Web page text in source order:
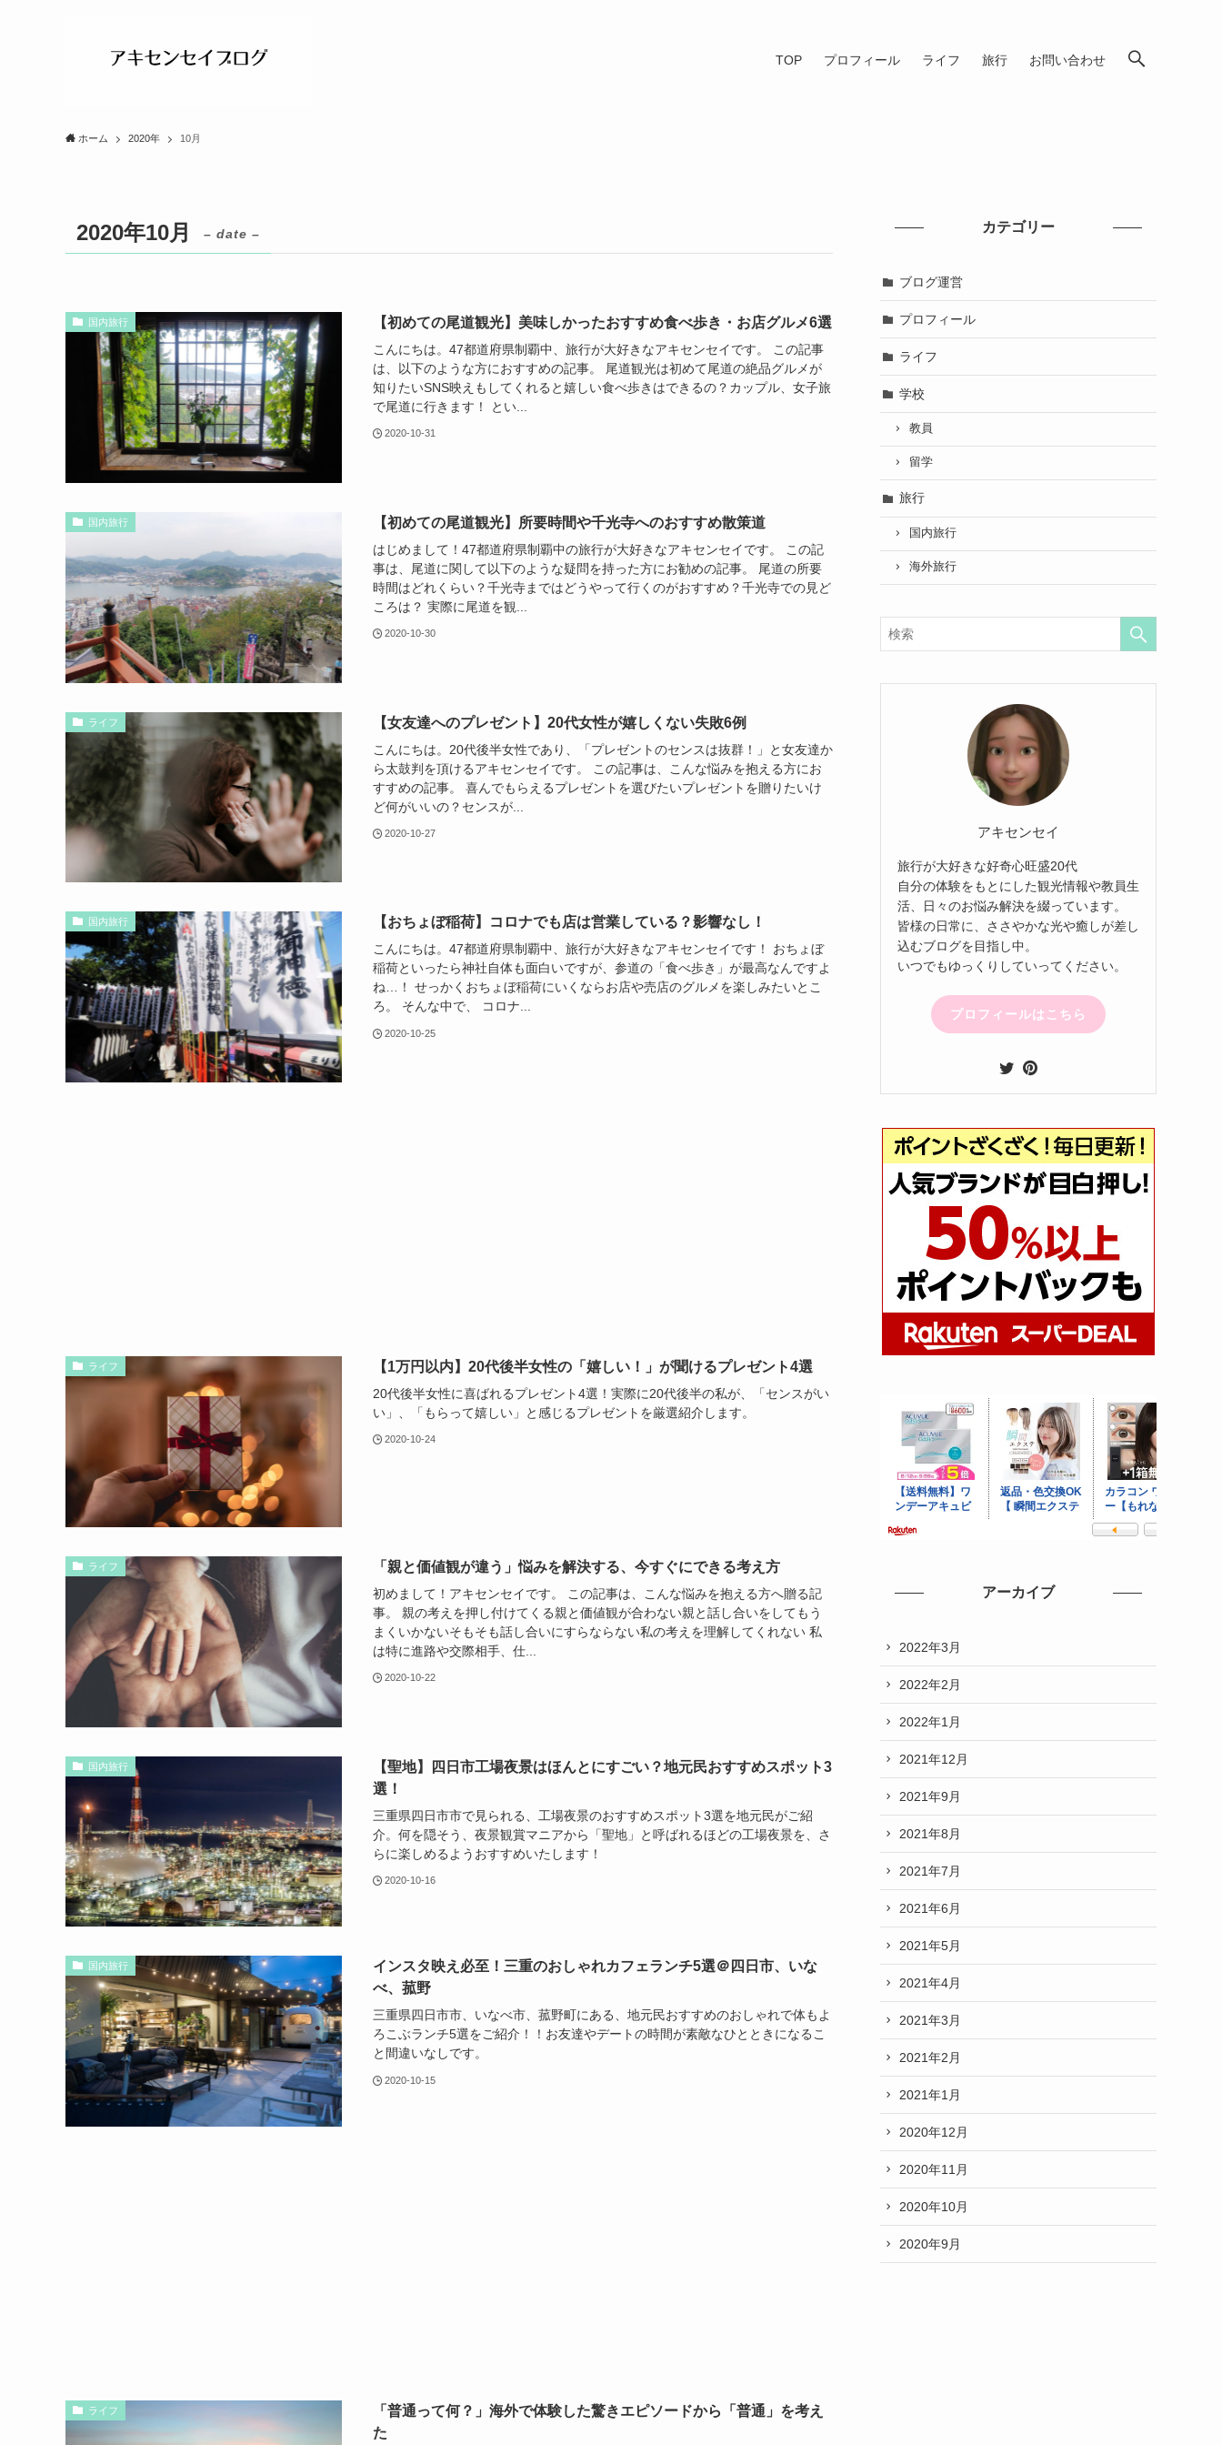
TOP プロフィール ライフ 旅行 お問い合わせ
ホーム 2020年 10月
2020年10月 – date –
国内旅行 【初めての尾道観光】美味しかったおすすめ食べ歩き・お店グルメ6選
こんにちは。47都道府県制覇中、旅行が大好きなアキセンセイです。 この記事
は、以下のような方におすすめの記事。 尾道観光は初めて尾道の絶品グルメが
知りたいSNS映えもしてくれると嬉しい食べ歩きはできるの？カップル、女子旅
で尾道に行きます！ とい...
2020-10-31
国内旅行 【初めての尾道観光】所要時間や千光寺へのおすすめ散策道
はじめまして！47都道府県制覇中の旅行が大好きなアキセンセイです。 この記
事は、尾道に関して以下のような疑問を持った方にお勧めの記事。 尾道の所要
時間はどれくらい？千光寺まではどうやって行くのがおすすめ？千光寺での見ど
ころは？ 実際に尾道を観...
2020-10-30
ライフ 【女友達へのプレゼント】20代女性が嬉しくない失敗6例
こんにちは。20代後半女性であり、「プレゼントのセンスは抜群！」と女友達か
ら太鼓判を頂けるアキセンセイです。 この記事は、こんな悩みを抱える方にお
すすめの記事。 喜んでもらえるプレゼントを選びたいプレゼントを贈りたいけ
ど何がいいの？センスが...
2020-10-27
国内旅行 【おちょぼ稲荷】コロナでも店は営業している？影響なし！
こんにちは。47都道府県制覇中、旅行が大好きなアキセンセイです！ おちょぼ
稲荷といったら神社自体も面白いですが、参道の「食べ歩き」が最高なんですよ
ね…！ せっかくおちょぼ稲荷にいくならお店や売店のグルメを楽しみたいとこ
ろ。 そんな中で、 コロナ...
2020-10-25
ライフ 【1万円以内】20代後半女性の「嬉しい！」が聞けるプレゼント4選
20代後半女性に喜ばれるプレゼント4選！実際に20代後半の私が、「センスがい
い」、「もらって嬉しい」と感じるプレゼントを厳選紹介します。
2020-10-24
ライフ 「親と価値観が違う」悩みを解決する、今すぐにできる考え方
初めまして！アキセンセイです。 この記事は、こんな悩みを抱える方へ贈る記
事。 親の考えを押し付けてくる親と価値観が合わない親と話し合いをしてもう
まくいかないそもそも話し合いにすらならない私の考えを理解してくれない 私
は特に進路や交際相手、仕...
2020-10-22
国内旅行
【聖地】四日市工場夜景はほんとにすごい？地元民おすすめスポット3
選！
三重県四日市市で見られる、工場夜景のおすすめスポット3選を地元民がご紹
介。何を隠そう、夜景観賞マニアから「聖地」と呼ばれるほどの工場夜景を、さ
らに楽しめるようおすすめいたします！
2020-10-16
国内旅行
インスタ映え必至！三重のおしゃれカフェランチ5選＠四日市、いな
べ、菰野
三重県四日市市、いなべ市、菰野町にある、地元民おすすめのおしゃれで体もよ
ろこぶランチ5選をご紹介！！お友達やデートの時間が素敵なひとときになるこ
と間違いなしです。
2020-10-15
ライフ
「普通って何？」海外で体験した驚きエピソードから「普通」を考え
た
カテゴリー
ブログ運営
プロフィール
ライフ
学校
教員
留学
旅行
国内旅行
海外旅行
アキセンセイ
旅行が大好きな好奇心旺盛20代
自分の体験をもとにした観光情報や教員生
活、日々のお悩み解決を綴っています。
皆様の日常に、ささやかな光や癒しが差し
込むブログを目指し中。
いつでもゆっくりしていってください。
プロフィールはこちら
アーカイブ
2022年3月
2022年2月
2022年1月
2021年12月
2021年9月
2021年8月
2021年7月
2021年6月
2021年5月
2021年4月
2021年3月
2021年2月
2021年1月
2020年12月
2020年11月
2020年10月
2020年9月